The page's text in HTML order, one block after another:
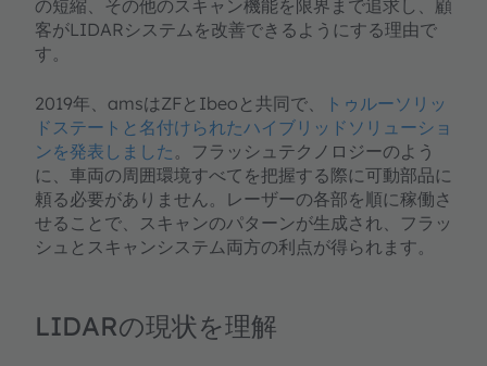
の短縮、その他のスキャン機能を限界まで追求し、顧
客がLIDARシステムを改善できるようにする理由で
す。
2019年、amsはZFとIbeoと共同で、
トゥルーソリッ
ドステートと名付けられたハイブリッドソリューショ
ンを発表しました 。フラッシュテクノロジーのよう
に、車両の周囲環境すべてを把握する際に可動部品に
頼る必要がありません。レーザーの各部を順に稼働さ
せることで、スキャンのパターンが生成され、フラッ
シュとスキャンシステム両方の利点が得られます。
LIDARの現状を理解